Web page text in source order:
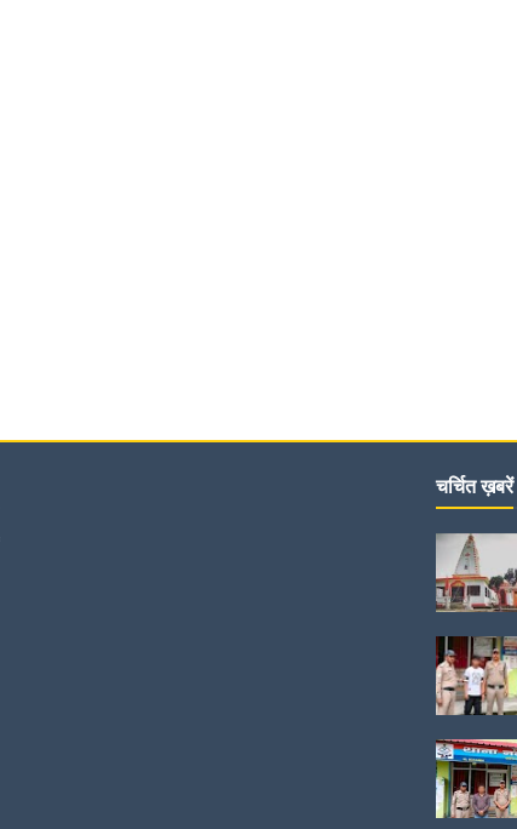
चर्चित ख़बरें